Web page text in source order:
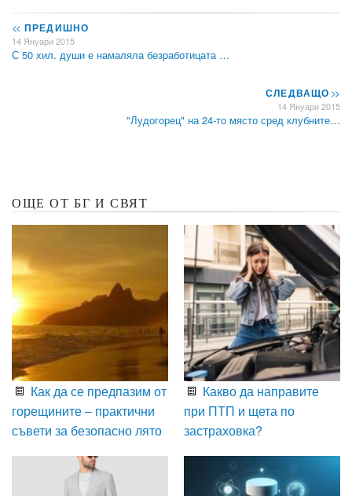
<< ПРЕДИШНО
14 Януари 2015
С 50 хил. души е намаляла безработицата …
СЛЕДВАЩО>>
14 Януари 2015
"Лудогорец" на 24-то място сред клубните…
ОЩЕ ОТ БГ И СВЯТ
Как да се предпазим от
горещините – практични
съвети за безопасно лято
Какво да направите
при ПТП и щета по
застраховка?